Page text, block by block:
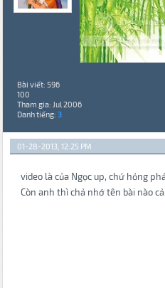
Bài viết: 596
100
Tham gia: Jul 2006
Danh tiếng: 3
01-28-2013, 12:25 PM
video là của Ngọc up, chứ hỏng
Còn anh thì chả nhớ tên bài nào